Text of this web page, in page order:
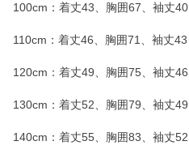
100cm：着丈43、胸囲67、袖丈40
110cm：着丈46、胸囲71、袖丈43
120cm：着丈49、胸囲75、袖丈46
130cm：着丈52、胸囲79、袖丈49
140cm：着丈55、胸囲83、袖丈52